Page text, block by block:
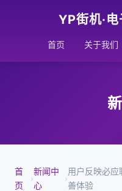
YP街机·
首页 关于我们
首
页
›
新闻中
心
›
用户反映必
善体验